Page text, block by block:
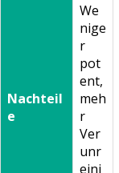
Nachteil
e
We
nige
r
pot
ent,
meh
r
Ver
unr
eini